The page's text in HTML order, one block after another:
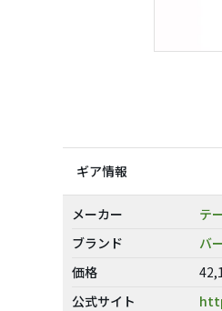
ギア情報
メーカー
テ
ブランド
バ
価格
公式サイト